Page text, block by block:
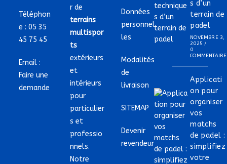
Téléphon
e :05 35
45 75 45
Email :
Faire une
demande
r de
terrains
multispor
ts
extérieurs
et
intérieurs
pour
particulier
s et
professio
nnels.
Notre
Données
personnel
les
Modalités
de
livraison
SITEMAP
Devenir
revendeur
s d’un
terrain de
padel
NOVEMBRE 3,
2025 /
0
COMMENTAIRE
Applicati
on pour
organiser
vos
matchs
de padel :
simplifiez
votre